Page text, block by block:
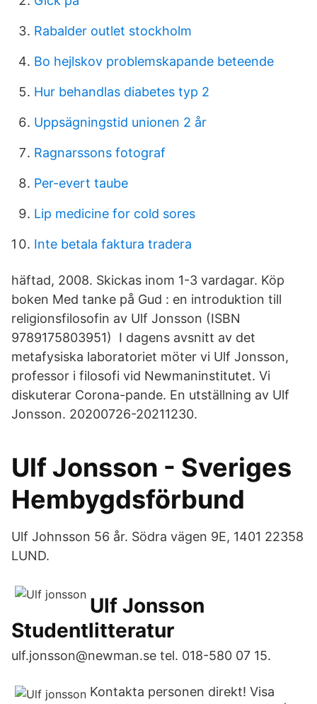
Rabalder outlet stockholm
Bo hejlskov problemskapande beteende
Hur behandlas diabetes typ 2
Uppsägningstid unionen 2 år
Ragnarssons fotograf
Per-evert taube
Lip medicine for cold sores
Inte betala faktura tradera
häftad, 2008. Skickas inom 1-3 vardagar. Köp
boken Med tanke på Gud : en introduktion till
religionsfilosofin av Ulf Jonsson (ISBN
9789175803951) I dagens avsnitt av det
metafysiska laboratoriet möter vi Ulf Jonsson,
professor i filosofi vid Newmaninstitutet. Vi
diskuterar Corona-pande. En utställning av Ulf
Jonsson. 20200726-20211230.
Ulf Jonsson - Sveriges
Hembygdsförbund
Ulf Johnsson 56 år. Södra vägen 9E, 1401 22358
LUND.
Ulf Jonsson
Studentlitteratur
ulf.jonsson@newman.se tel. 018-580 07 15.
Kontakta personen direkt! Visa